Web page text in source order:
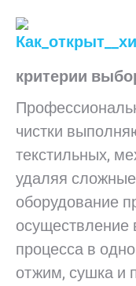
критерии
чистки
текстильных,
удаляя сложные
оборудование
осуществление
процесса в
отжим, сушка и